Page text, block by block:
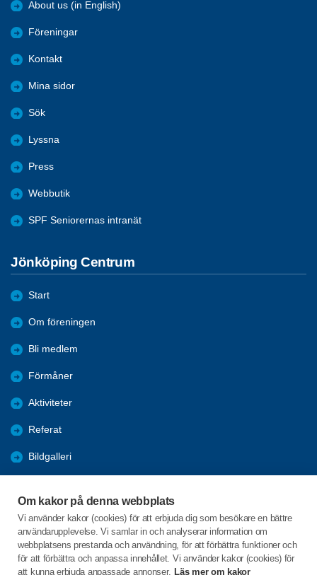
Om kakor på denna webbplats
Vi använder kakor (cookies) för att erbjuda dig som besökare en bättre
användarupplevelse. Vi samlar in och analyserar information om
webbplatsens prestanda och användning, för att förbättra funktioner och
för att förbättra och anpassa innehållet. Vi använder kakor (cookies) för
att kunna erbjuda anpassade annonser. Läs mer om kakor
About us (in English)
Föreningar
Kontakt
Mina sidor
Sök
Lyssna
Press
Webbutik
SPF Seniorernas intranät
Jönköping Centrum
Start
Om föreningen
Bli medlem
Förmåner
Aktiviteter
Referat
Bildgalleri
Engagera DIG i vår förening